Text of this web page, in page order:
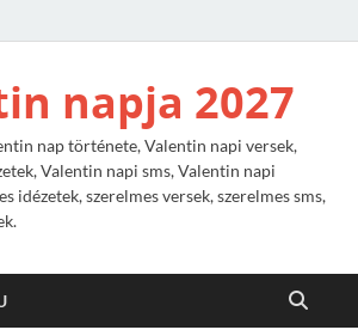
napja 2027
nap története, Valentin napi versek,
Valentin napi sms, Valentin napi
idézetek, szerelmes versek, szerelmes sms,